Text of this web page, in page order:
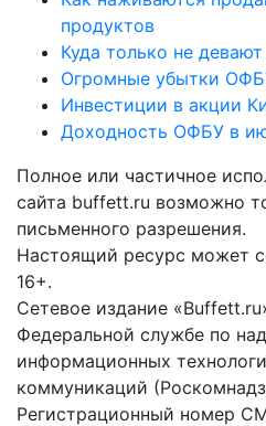
продуктов
Куда только не
Огромные убытки
Инвестиции в акции
Доходность ОФБУ в
Полное или частичное
сайта buffett.ru возможно
письменного разрешения.
Настоящий ресурс может
16+.
Сетевое издание
Федеральной службе по
информационных
коммуникаций
Регистрационный номер